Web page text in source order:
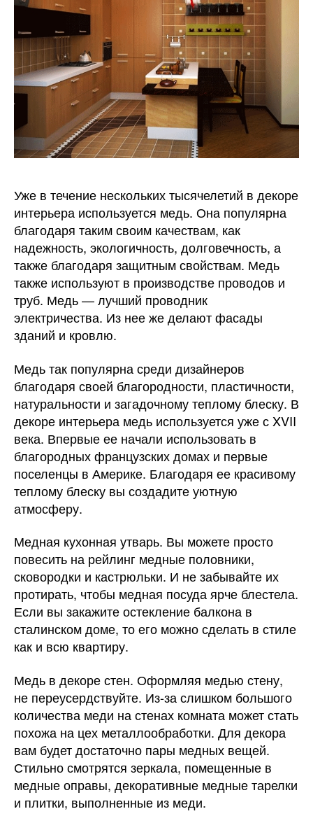
Уже в течение нескольких тысячелетий в декоре
интерьера используется медь. Она популярна
благодаря таким своим качествам, как
надежность, экологичность, долговечность, а
также благодаря защитным свойствам. Медь
также используют в производстве проводов и
труб. Медь — лучший проводник
электричества. Из нее же делают фасады
зданий и кровлю.
Медь так популярна среди дизайнеров
благодаря своей благородности, пластичности,
натуральности и загадочному теплому блеску. В
декоре интерьера медь используется уже с XVII
века. Впервые ее начали использовать в
благородных французских домах и первые
поселенцы в Америке. Благодаря ее красивому
теплому блеску вы создадите уютную
атмосферу.
Медная кухонная утварь. Вы можете просто
повесить на рейлинг медные половники,
сковородки и кастрюльки. И не забывайте их
протирать, чтобы медная посуда ярче блестела.
Если вы закажите остекление балкона в
сталинском доме, то его можно сделать в стиле
как и всю квартиру.
Медь в декоре стен. Оформляя медью стену,
не переусердствуйте. Из-за слишком большого
количества меди на стенах комната может стать
похожа на цех металлообработки. Для декора
вам будет достаточно пары медных вещей.
Стильно смотрятся зеркала, помещенные в
медные оправы, декоративные медные тарелки
и плитки, выполненные из меди.